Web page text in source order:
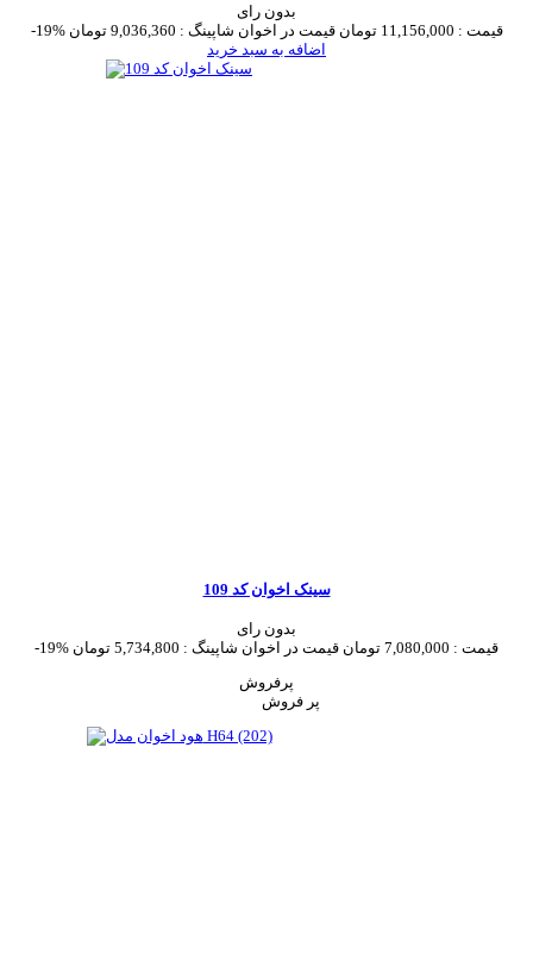
بدون رای
-19%
قیمت : 11,156,000 تومان قیمت در اخوان شاپینگ : 9,036,360 تومان
اضافه به سبد خرید
سینک اخوان کد 109
بدون رای
-19%
قیمت : 7,080,000 تومان قیمت در اخوان شاپینگ : 5,734,800 تومان
پرفروش